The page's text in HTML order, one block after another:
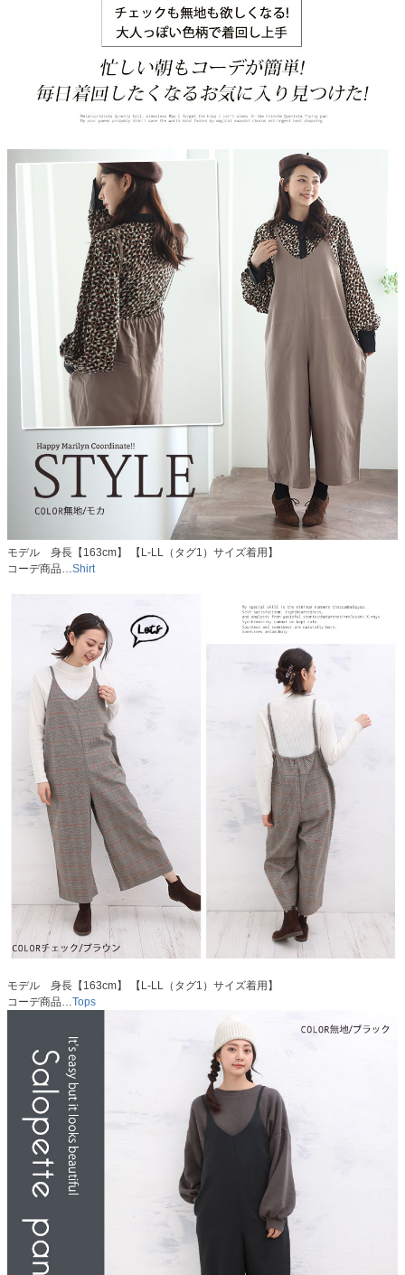
モデル 身長【163cm】 【L-LL（タグ1）サイズ着用】
コーデ商品…Shirt
モデル 身長【163cm】 【L-LL（タグ1）サイズ着用】
コーデ商品…Tops